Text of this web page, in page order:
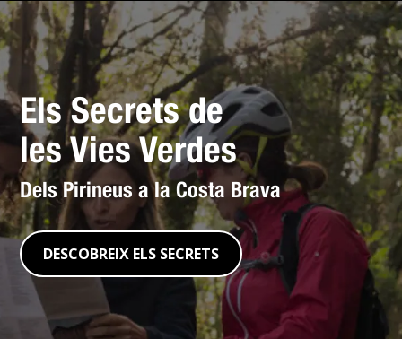
Els Secrets de
les Vies Verdes
Dels Pirineus a la Costa Brava
DESCOBREIX ELS SECRETS